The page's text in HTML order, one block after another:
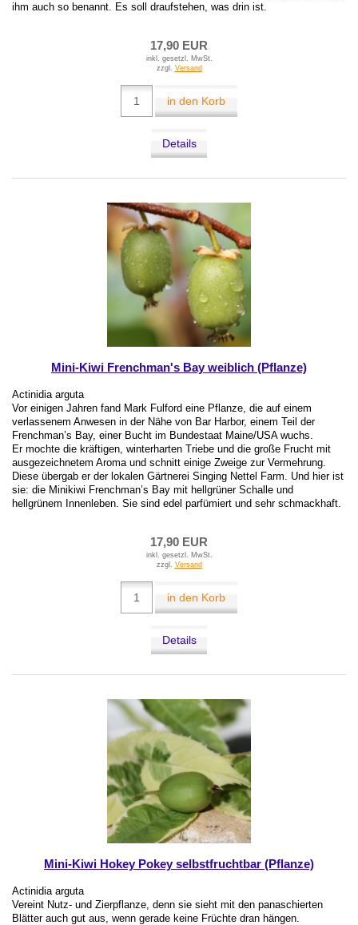
ihm auch so benannt. Es soll draufstehen, was drin ist.
17,90 EUR
inkl. gesetzl. MwSt.
zzgl. Versand
in den Korb
Details
Mini-Kiwi Frenchman's Bay weiblich (Pflanze)
Actinidia arguta
Vor einigen Jahren fand Mark Fulford eine Pflanze, die auf einem
verlassenem Anwesen in der Nähe von Bar Harbor, einem Teil der
Frenchman’s Bay, einer Bucht im Bundestaat Maine/USA wuchs.
Er mochte die kräftigen, winterharten Triebe und die große Frucht mit
ausgezeichnetem Aroma und schnitt einige Zweige zur Vermehrung.
Diese übergab er der lokalen Gärtnerei Singing Nettel Farm. Und hier ist
sie: die Minikiwi Frenchman’s Bay mit hellgrüner Schalle und
hellgrünem Innenleben. Sie sind edel parfümiert und sehr schmackhaft.
17,90 EUR
inkl. gesetzl. MwSt.
zzgl. Versand
in den Korb
Details
Mini-Kiwi Hokey Pokey selbstfruchtbar (Pflanze)
Actinidia arguta
Vereint Nutz- und Zierpflanze, denn sie sieht mit den panaschierten
Blätter auch gut aus, wenn gerade keine Früchte dran hängen.